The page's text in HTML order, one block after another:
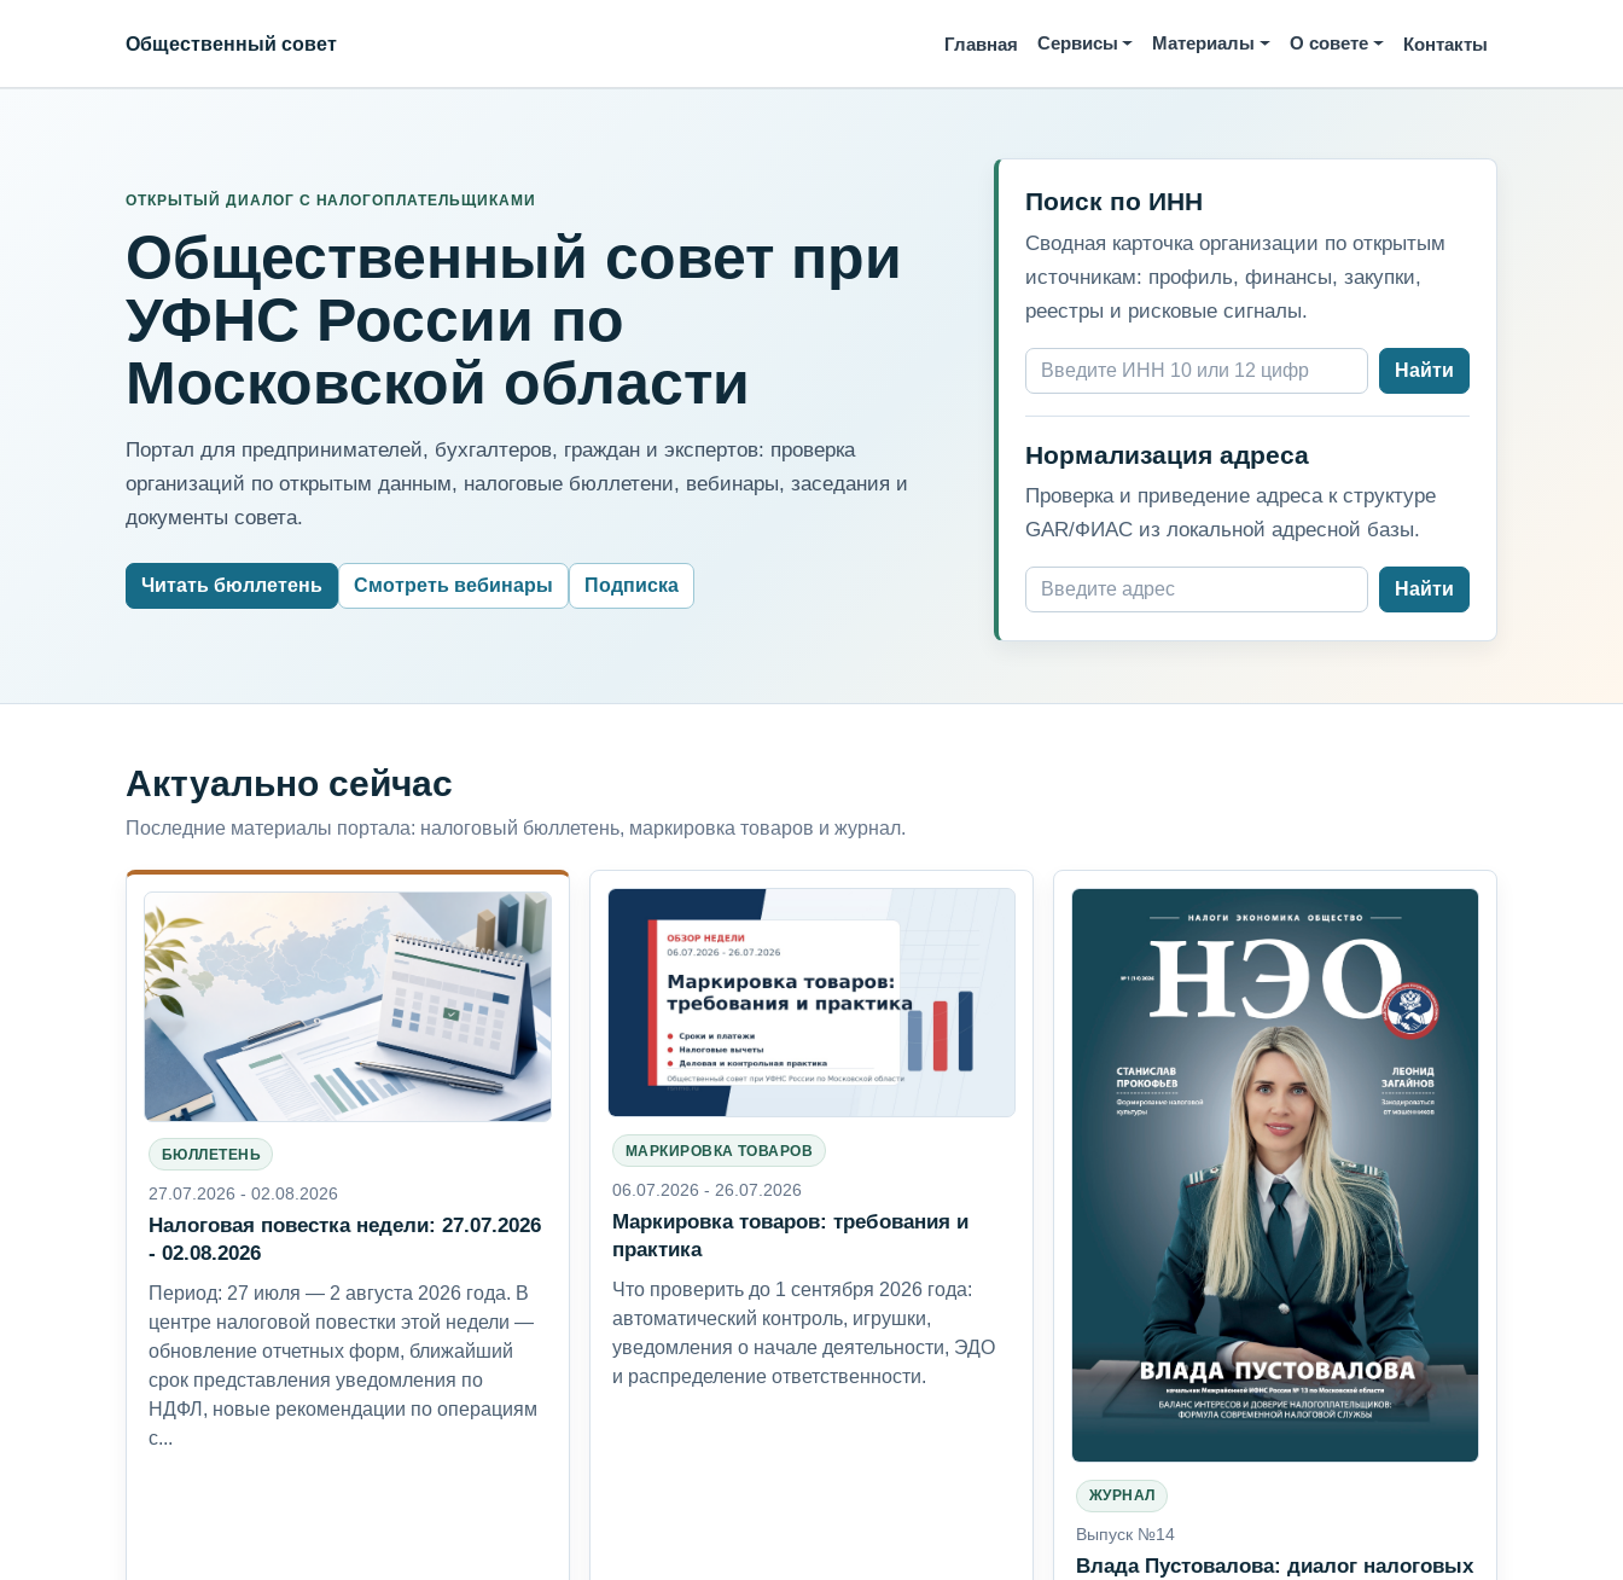
Общественный совет Главная Сервисы Материалы О совете Контакты
ОТКРЫТЫЙ ДИАЛОГ С НАЛОГОПЛАТЕЛЬЩИКАМИ
Общественный совет при
УФНС России по
Московской области
Портал для предпринимателей, бухгалтеров, граждан и экспертов: проверка
организаций по открытым данным, налоговые бюллетени, вебинары, заседания и
документы совета.
Читать бюллетень Смотреть вебинары Подписка
Поиск по ИНН
Сводная карточка организации по открытым
источникам: профиль, финансы, закупки,
реестры и рисковые сигналы.
Найти
Нормализация адреса
Проверка и приведение адреса к структуре
GAR/ФИАС из локальной адресной базы.
Найти
Актуально сейчас
Последние материалы портала: налоговый бюллетень, маркировка товаров и журнал.
БЮЛЛЕТЕНЬ
27.07.2026 - 02.08.2026
Налоговая повестка недели: 27.07.2026
- 02.08.2026
Период: 27 июля — 2 августа 2026 года. В
центре налоговой повестки этой недели —
обновление отчетных форм, ближайший
срок представления уведомления по
НДФЛ, новые рекомендации по операциям
с...
МАРКИРОВКА ТОВАРОВ
06.07.2026 - 26.07.2026
Маркировка товаров: требования и
практика
Что проверить до 1 сентября 2026 года:
автоматический контроль, игрушки,
уведомления о начале деятельности, ЭДО
и распределение ответственности.
ЖУРНАЛ
Выпуск №14
Влада Пустовалова: диалог налоговых